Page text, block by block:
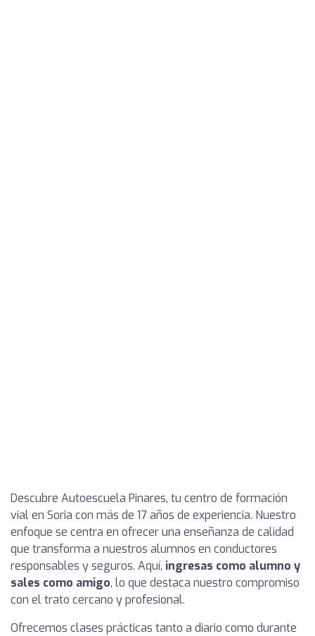
Descubre Autoescuela Pinares, tu centro de formación
vial en Soria con más de 17 años de experiencia. Nuestro
enfoque se centra en ofrecer una enseñanza de calidad
que transforma a nuestros alumnos en conductores
responsables y seguros. Aquí, ingresas como alumno y
sales como amigo, lo que destaca nuestro compromiso
con el trato cercano y profesional.
Ofrecemos clases prácticas tanto a diario como durante